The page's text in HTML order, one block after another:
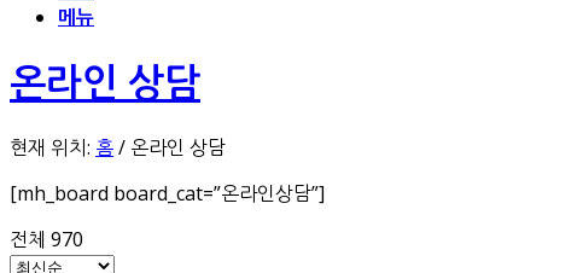
메뉴
온라인 상담
현재 위치: 홈/ 온라인 상담
[mh_board board_cat=”온라인상담”]
전체 970